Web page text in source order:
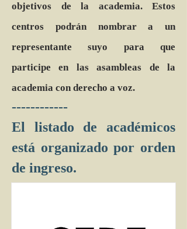
objetivos de la academia. Estos
centros podrán nombrar a un
representante suyo para que
participe en las asambleas de la
academia con derecho a voz.
------------
El listado de académicos
está organizado por orden
de ingreso.